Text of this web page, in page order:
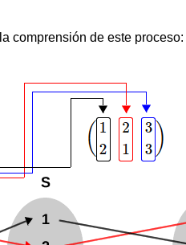
comprensión de este proceso: